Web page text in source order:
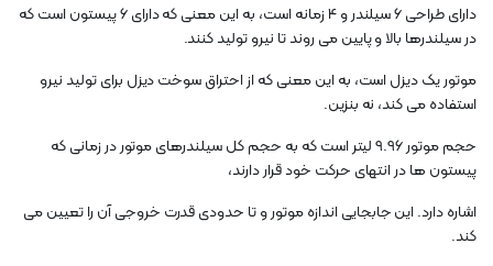
دارای طراحی 6 سیلندر و 4 زمانه است، به این معنی که دارای 6 پیستون است که
در سیلندرها بالا و پایین می روند تا نیرو تولید کنند.
موتور یک دیزل است، به این معنی که از احتراق سوخت دیزل برای تولید نیرو
استفاده می کند، نه بنزین.
حجم موتور 9.96 لیتر است که به حجم کل سیلندرهای موتور در زمانی که
پیستون ها در انتهای حرکت خود قرار دارند،
اشاره دارد. این جابجایی اندازه موتور و تا حدودی قدرت خروجی آن را تعیین می
کند.